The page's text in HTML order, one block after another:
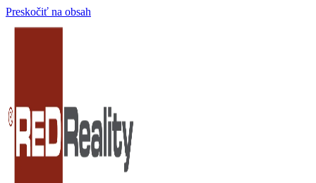
Preskočiť na obsah